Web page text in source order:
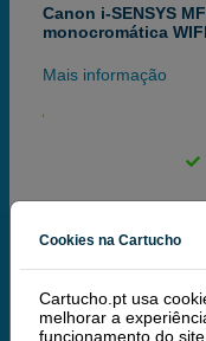
Canon i-SENSYS
monocromática WIFI
Mais informação
Cookies na Cartucho
Cartucho.pt usa
melhorar a
funcionamento do